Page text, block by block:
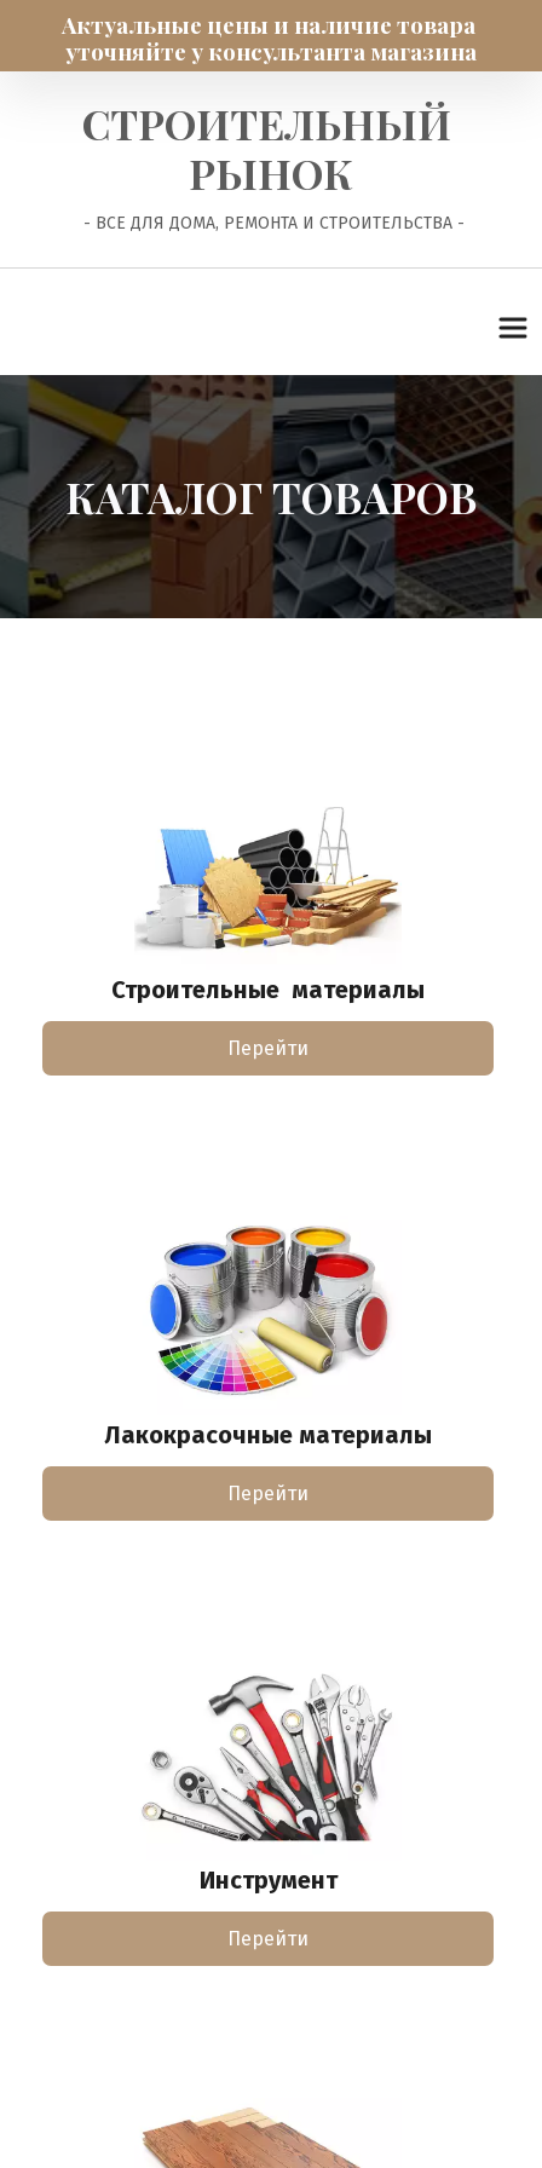
Актуальные цены и наличие товара
уточняйте у консультанта магазина
СТРОИТЕЛЬНЫЙ
РЫНОК
- ВСЕ ДЛЯ ДОМА, РЕМОНТА И СТРОИТЕЛЬСТВА -
КАТАЛОГ ТОВАРОВ
Строительные  материалы
Перейти
Лакокрасочные материалы
Перейти
Инструмент
Перейти